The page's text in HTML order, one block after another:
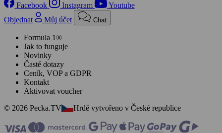
Facebook Instagram
Youtube
Objednat
Můj účet Chat
Formula 1®
Jak to funguje
Novinky
Časté dotazy
Ceník, VOP a GDPR
Kontakt
Aktivovat voucher
© 2026 Pecka.TV
Hrdě vytvořeno v České republice